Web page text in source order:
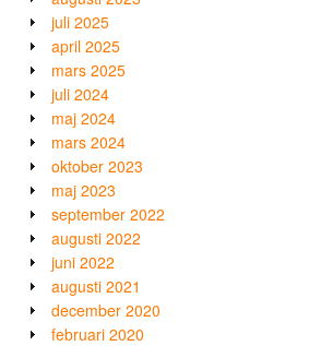
juli 2025
april 2025
mars 2025
juli 2024
maj 2024
mars 2024
oktober 2023
maj 2023
september 2022
augusti 2022
juni 2022
augusti 2021
december 2020
februari 2020